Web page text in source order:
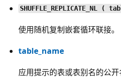
SHUFFLE_REPLICATE_NL (
使用随机复制嵌套循环联接。
table_name
应用提示的表或表别名的公开